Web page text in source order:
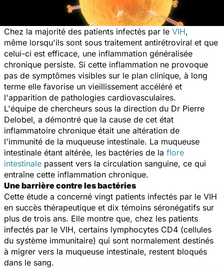
Chez la majorité des patients infectés par le VIH,
même lorsqu'ils sont sous traitement antirétroviral et que
celui-ci est efficace, une inflammation généralisée
chronique persiste. Si cette inflammation ne provoque
pas de symptômes visibles sur le plan clinique, à long
terme elle favorise un vieillissement accéléré et
l'apparition de pathologies cardiovasculaires.
L'équipe de chercheurs sous la direction du Dr Pierre
Delobel, a démontré que la cause de cet état
inflammatoire chronique était une altération de
l'immunité de la muqueuse intestinale. La muqueuse
intestinale étant altérée, les bactéries de la flore
intestinale passent vers la circulation sanguine, ce qui
entraîne cette inflammation chronique.
Une barrière contre les bactéries
Cette étude a concerné vingt patients infectés par le VIH
en succès thérapeutique et dix témoins séronégatifs sur
plus de trois ans. Elle montre que, chez les patients
infectés par le VIH, certains lymphocytes CD4 (cellules
du système immunitaire) qui sont normalement destinés
à migrer vers la muqueuse intestinale, restent bloqués
dans le sang.